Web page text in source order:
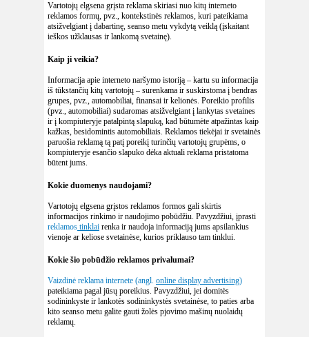
Vartotojų elgsena grįsta reklama skiriasi nuo kitų interneto
reklamos formų, pvz., kontekstinės reklamos, kuri pateikiama
atsižvelgiant į dabartinę, seanso metu vykdytą veiklą (įskaitant
ieškos užklausas ir lankomą svetainę).
Kaip ji veikia?
Informacija apie interneto naršymo istoriją – kartu su informacija
iš tūkstančių kitų vartotojų – surenkama ir suskirstoma į bendras
grupes, pvz., automobiliai, finansai ir kelionės. Poreikio profilis
(pvz., automobiliai) sudaromas atsižvelgiant į lankytas svetaines
ir į kompiuteryje patalpintą slapuką, kad būtumėte atpažintas kaip
kažkas, besidomintis automobiliais. Reklamos tiekėjai ir svetainės
paruošia reklamą tą patį poreikį turinčių vartotojų grupėms, o
kompiuteryje esančio slapuko dėka aktuali reklama pristatoma
būtent jums.
Kokie duomenys naudojami?
Vartotojų elgsena grįstos reklamos formos gali skirtis
informacijos rinkimo ir naudojimo pobūdžiu. Pavyzdžiui, įprasti
reklamos tinklai renka ir naudoja informaciją jums apsilankius
vienoje ar keliose svetainėse, kurios priklauso tam tinklui.
Kokie šio pobūdžio reklamos privalumai?
Vaizdinė reklama internete (angl. online display advertising)
pateikiama pagal jūsų poreikius. Pavyzdžiui, jei domitės
sodininkyste ir lankotės sodininkystės svetainėse, to paties arba
kito seanso metu galite gauti žolės pjovimo mašinų nuolaidų
reklamų.